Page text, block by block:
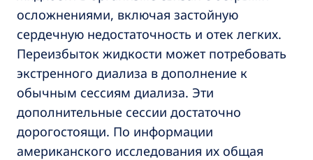
осложнениями, включая застойную
сердечную недостаточность и отек легких.
Переизбыток жидкости может потребовать
экстренного диализа в дополнение к
обычным сессиям диализа. Эти
дополнительные сессии достаточно
дорогостоящи. По информации
американского исследования их общая